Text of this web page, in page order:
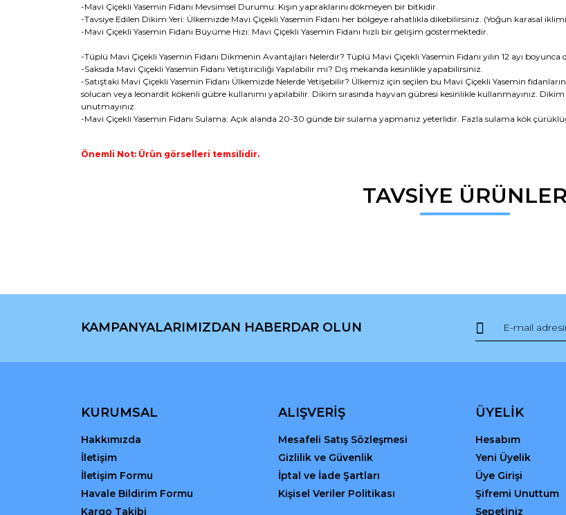
-Mavi Çiçekli Yasemin Fidanı Mevsimsel Durumu: Kışın yapraklarını dökmeyen bir bitkidir.
-Tavsiye Edilen Dikim Yeri: Ülkemizde Mavi Çiçekli Yasemin Fidanı her bölgeye rahatlıkla dikebilirsiniz. (Yoğun karasal
-Mavi Çiçekli Yasemin Fidanı Büyüme Hızı: Mavi Çiçekli Yasemin Fidanı hızlı bir gelişim göstermektedir.
-Tüplü Mavi Çiçekli Yasemin Fidanı Dikmenin Avantajları Nelerdir? Tüplü Mavi Çiçekli Yasemin Fidanı yılın 12 ayı boyunca
-Saksıda Mavi Çiçekli Yasemin Fidanı Yetiştiriciliği Yapılabilir mi? Dış mekanda kesinlikle yapabilirsiniz.
-Satıştaki Mavi Çiçekli Yasemin Fidanı Ülkemizde Nelerde Yetişebilir? Ülkemiz için seçilen bu Mavi Çiçekli Yasemin
solucan veya leonardit kökenli gübre kullanımı yapılabilir. Dikim sırasında hayvan gübresi kesinlikle kullanmayınız.
unutmayınız.
-Mavi Çiçekli Yasemin Fidanı Sulama: Açık alanda 20-30 günde bir sulama yapmanız yeterlidir. Fazla sulama kök
Önemli Not: Ürün görselleri temsilidir.
Bu ürüne ilk yorumu siz yapın!
Bu ürünün fiyat bilgisi, resim, ürün açıklamalarında ve diğer konularda yetersiz gördüğünüz noktaları öneri
TAVSİYE ÜRÜNLER
KAMPANYALARIMIZDAN HABERDAR OLUN
KURUMSAL
Hakkımızda
İletişim
İletişim Formu
Havale Bildirim Formu
Kargo Takibi
ALIŞVERİŞ
Mesafeli Satış Sözleşmesi
Gizlilik ve Güvenlik
İptal ve İade Şartları
Kişisel Veriler Politikası
ÜYELİK
Hesabım
Yeni Üyelik
Üye Girişi
Şifremi Unuttum
Sepetiniz